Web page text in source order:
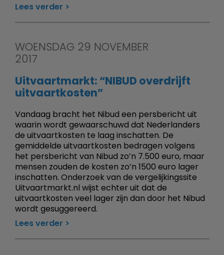
Lees verder
WOENSDAG 29 NOVEMBER
2017
Uitvaartmarkt: “NIBUD overdrijft
uitvaartkosten”
Vandaag bracht het Nibud een persbericht uit
waarin wordt gewaarschuwd dat Nederlanders
de uitvaartkosten te laag inschatten. De
gemiddelde uitvaartkosten bedragen volgens
het persbericht van Nibud zo’n 7.500 euro, maar
mensen zouden de kosten zo’n 1500 euro lager
inschatten. Onderzoek van de vergelijkingssite
Uitvaartmarkt.nl wijst echter uit dat de
uitvaartkosten veel lager zijn dan door het Nibud
wordt gesuggereerd.
Lees verder